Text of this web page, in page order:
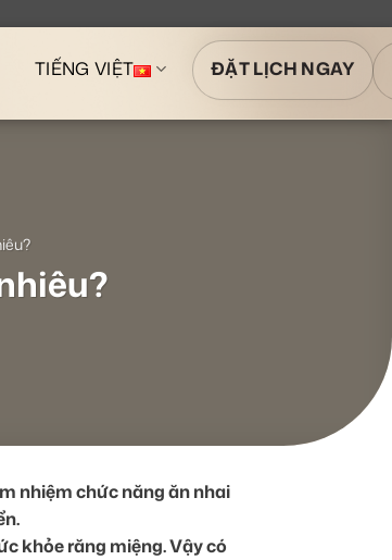
TIẾNG VIỆT ĐẶT LỊCH NGAY
nhiệm chức năng ăn nhai
khỏe răng miệng. Vậy có